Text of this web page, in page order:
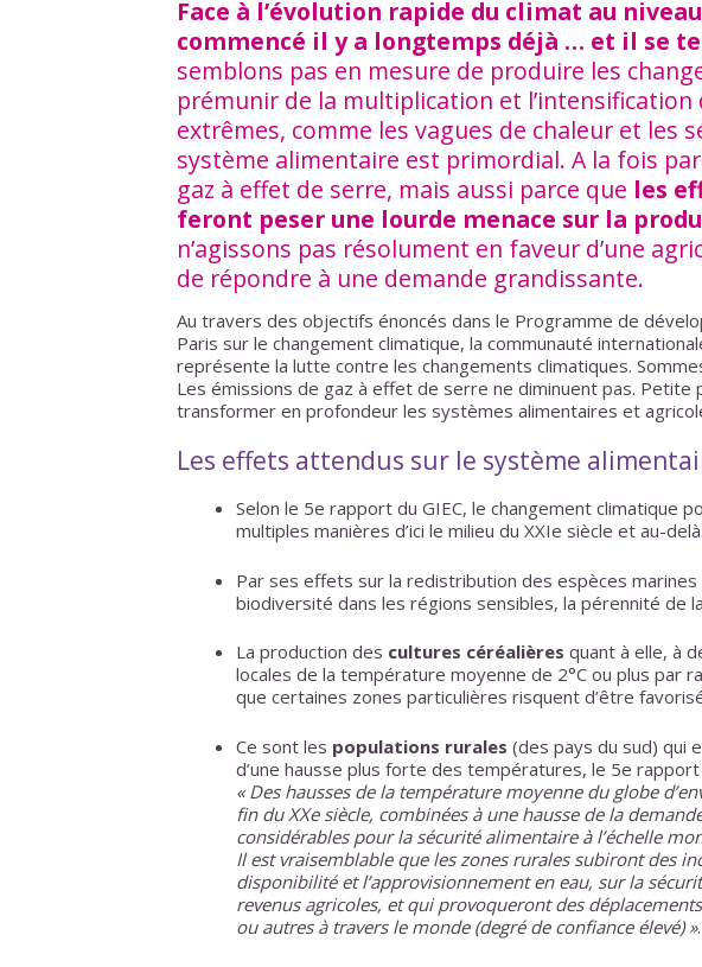
Face à l’évolution rapide du climat au
commencé il y a longtemps déjà … et il se
semblons pas en mesure de produire les
prémunir de la multiplication et
extrêmes, comme les vagues de chaleur et les
système alimentaire est primordial. A la fois
gaz à effet de serre, mais aussi parce que les
feront peser une lourde menace sur la
n’agissons pas résolument en faveur d’une
de répondre à une demande grandissante.
Au travers des objectifs énoncés dans le Programme de
Paris sur le changement climatique, la communauté
représente la lutte contre les changements climatiques.
Les émissions de gaz à effet de serre ne diminuent pas. Petite
transformer en profondeur les systèmes alimentaires et
Les effets attendus sur le système
Selon le 5e rapport du GIEC, le changement climatique
multiples manières d’ici le milieu du XXIe siècle et au-delà.
Par ses effets sur la redistribution des espèces marines
biodiversité dans les régions sensibles, la pérennité de
La production des cultures céréalières quant à elle, à
locales de la température moyenne de 2°C ou plus par
que certaines zones particulières risquent d’être
Ce sont les populations rurales (des pays du sud) qui
d’une hausse plus forte des températures, le 5e rapport
« Des hausses de la température moyenne du globe
fin du XXe siècle, combinées à une hausse de la
considérables pour la sécurité alimentaire à l’échelle
Il est vraisemblable que les zones rurales subiront des
disponibilité et l’approvisionnement en eau, sur la
revenus agricoles, et qui provoqueront des
ou autres à travers le monde (degré de confiance élevé) ».